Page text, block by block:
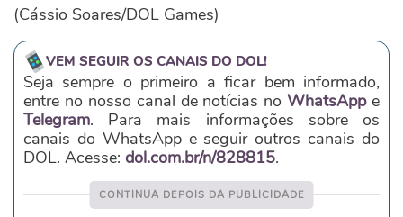
(Cássio Soares/DOL Games)
VEM SEGUIR OS CANAIS DO DOL!
Seja sempre o primeiro a ficar bem informado,
entre no nosso canal de notícias noWhatsAppe
Telegram. Para mais informações sobre os
canais do WhatsApp e seguir outros canais do
DOL. Acesse: dol.com.br/n/828815.